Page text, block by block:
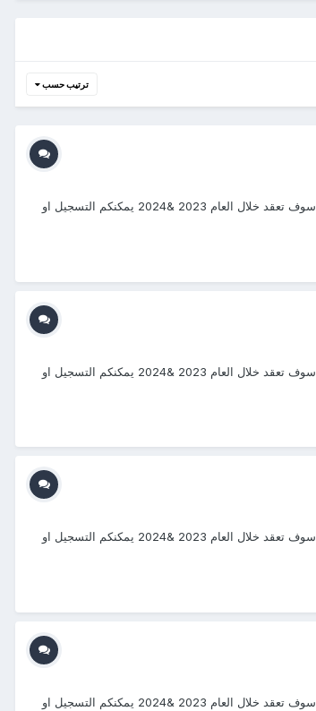
ترتيب حسب
#دورات_-20232024 #منتجع_التدريب_الدولى #ITR_Center بسم الله الرحمن الرحيم يتشرف منتجع التدريب الدولي ITR بتقديم دورات فى إدارة الإمــــن 2023 التى سوف تعقد خلال العام 2023 &2024 يمكنكم التسجيل او
#دورات_-20232024 #منتجع_التدريب_الدولى #ITR_Center بسم الله الرحمن الرحيم يتشرف منتجع التدريب الدولي ITR بتقديم دورات فى إدارة الإمــــن 2023 التى سوف تعقد خلال العام 2023 &2024 يمكنكم التسجيل او
#دورات_-20232024 #منتجع_التدريب_الدولى #ITR_Center بسم الله الرحمن الرحيم يتشرف منتجع التدريب الدولي ITR بتقديم دورات فى إدارة الإمــــن 2023 التى سوف تعقد خلال العام 2023 &2024 يمكنكم التسجيل او
#دورات_-20232024 #منتجع_التدريب_الدولى #ITR_Center بسم الله الرحمن الرحيم يتشرف منتجع التدريب الدولي ITR بتقديم دورات فى إدارة الإمــــن 2023 التى سوف تعقد خلال العام 2023 &2024 يمكنكم التسجيل او